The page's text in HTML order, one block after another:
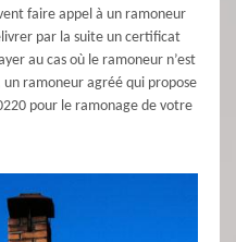
faire appel à un ramoneur
par la suite un certificat
au cas où le ramoneur n’est
un ramoneur agréé qui propose
pour le ramonage de votre